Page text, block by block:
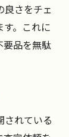
良さをチェ
。これに
要品を無駄
されている